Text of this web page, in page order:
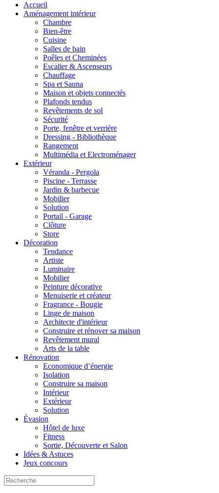
Accueil
Aménagement intérieur
Chambre
Bien-être
Cuisine
Salles de bain
Poêles et Cheminées
Escalier & Ascenseurs
Chauffage
Spa et Sauna
Maison et objets connectés
Plafonds tendus
Revêtements de sol
Sécurité
Porte, fenêtre et verrière
Dressing - Bibliothèque
Rangement
Multimédia et Electroménager
Extérieur
Véranda - Pergola
Piscine - Terrasse
Jardin & barbecue
Mobilier
Solution
Portail - Garage
Clôture
Store
Décoration
Tendance
Artiste
Luminaire
Mobilier
Peinture décorative
Menuiserie et créateur
Fragrance - Bougie
Linge de maison
Architecte d'intérieur
Construire et rénover sa maison
Revêtement mural
Arts de la table
Rénovation
Economique d’énergie
Isolation
Construire sa maison
Intérieur
Extérieur
Solution
Évasion
Hôtel de luxe
Fitness
Sortie, Découverte et Salon
Idées & Astuces
Jeux concours